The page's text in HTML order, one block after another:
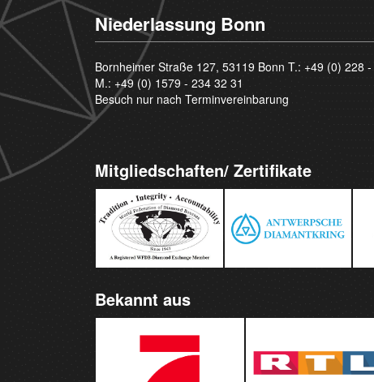
Niederlassung Bonn
Bornheimer Straße 127, 53119 Bonn T.: +49 (0) 228
M.: +49 (0) 1579 - 234 32 31
Besuch nur nach Terminvereinbarung
Mitgliedschaften/ Zertifikate
Bekannt aus